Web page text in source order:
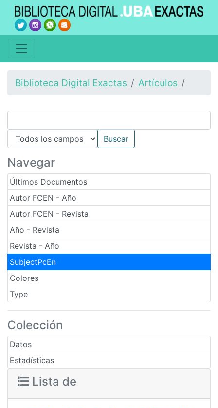
Biblioteca Digital Exactas Artículos
Navegar
Últimos Documentos
Autor FCEN - Año
Autor FCEN - Revista
Año - Revista
Revista - Año
SubjectPcEn
Colores
Type
Colección
Datos
Estadísticas
Lista de